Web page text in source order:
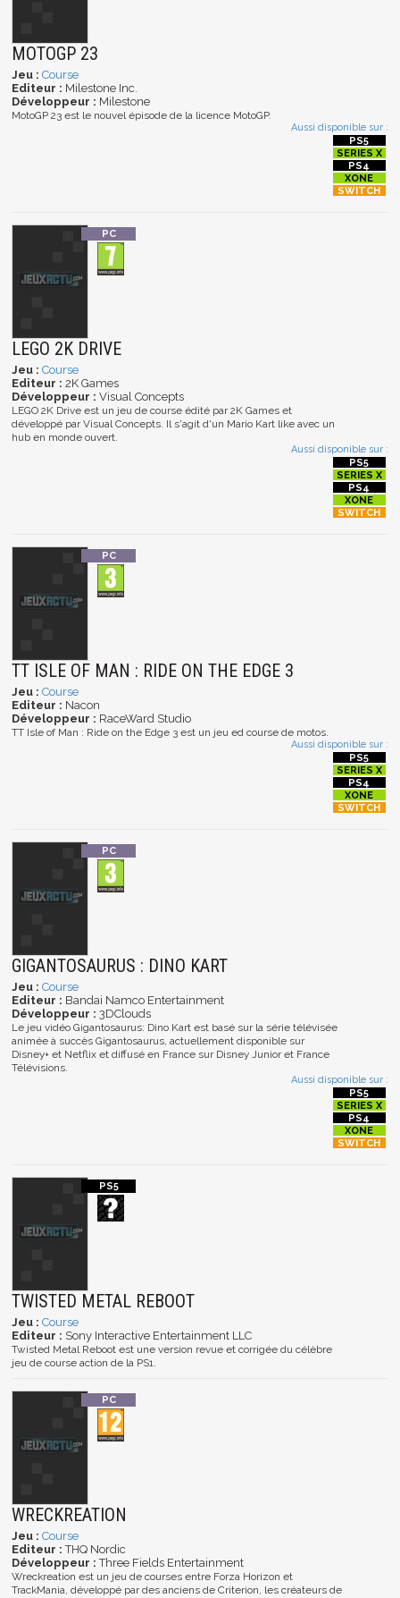
MOTOGP 23
Jeu : Course
Editeur : Milestone Inc.
Développeur : Milestone
MotoGP 23 est le nouvel épisode de la licence MotoGP.
Aussi disponible sur :
LEGO 2K DRIVE
Jeu : Course
Editeur : 2K Games
Développeur : Visual Concepts
LEGO 2K Drive est un jeu de course édité par 2K Games et
développé par Visual Concepts. Il s'agit d'un Mario Kart like avec un
hub en monde ouvert.
Aussi disponible sur :
TT ISLE OF MAN : RIDE ON THE EDGE 3
Jeu : Course
Editeur : Nacon
Développeur : RaceWard Studio
TT Isle of Man : Ride on the Edge 3 est un jeu ed course de motos.
Aussi disponible sur :
GIGANTOSAURUS : DINO KART
Jeu : Course
Editeur : Bandai Namco Entertainment
Développeur : 3DClouds
Le jeu vidéo Gigantosaurus: Dino Kart est basé sur la série télévisée
animée à succès Gigantosaurus, actuellement disponible sur
Disney+ et Netflix et diffusé en France sur Disney Junior et France
Télévisions.
Aussi disponible sur :
TWISTED METAL REBOOT
Jeu : Course
Editeur : Sony Interactive Entertainment LLC
Twisted Metal Reboot est une version revue et corrigée du célèbre
jeu de course action de la PS1.
WRECKREATION
Jeu : Course
Editeur : THQ Nordic
Développeur : Three Fields Entertainment
Wreckreation est un jeu de courses entre Forza Horizon et
TrackMania, développé par des anciens de Criterion, les créateurs de